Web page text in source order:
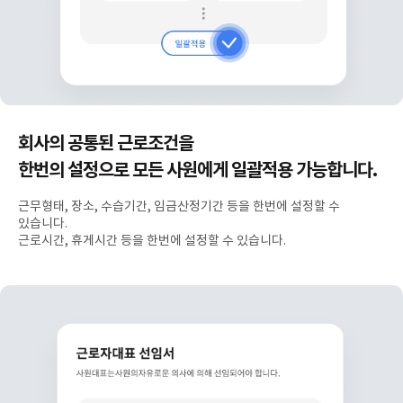
회사의 공통된 근로조건을
한번의 설정으로 모든 사원에게 일괄적용 가능합니다.
근무형태, 장소, 수습기간, 임금산정기간 등을 한번에 설정할 수
있습니다.
근로시간, 휴게시간 등을 한번에 설정할 수 있습니다.